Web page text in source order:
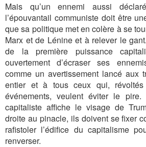
Mais qu’un ennemi aussi
l’épouvantail communiste doit être
que sa politique met en colère à se
Marx et de Lénine et à relever le
de la première puissance
ouvertement d’écraser ses
comme un avertissement lancé aux
entier et à tous ceux qui,
événements, veulent éviter le
capitaliste affiche le visage de
droite au pinacle, ils doivent se fixer
rafistoler l’édifice du capitalisme
renverser.